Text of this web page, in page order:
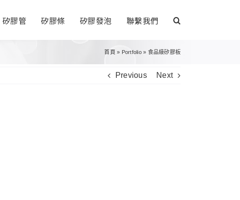
矽膠管 矽膠條 矽膠發泡 聯繫我們
首頁 » Portfolio» 食品級矽膠板
Previous Next